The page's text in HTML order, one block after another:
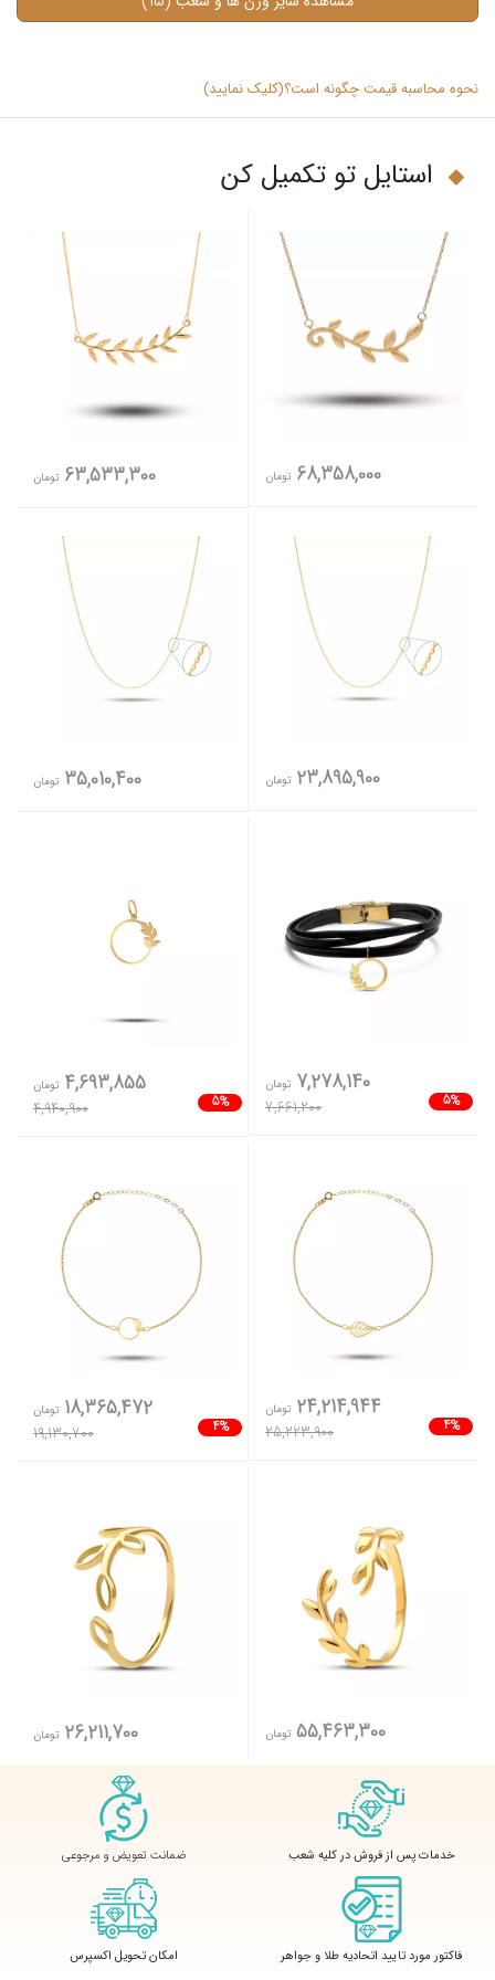
نحوه محاسبه قیمت چگونه است؟(کلیک نمایید)
استایل تو تکمیل کن
68,358,000 تومان 63,533,300 تومان
23,895,900 تومان 35,010,400 تومان
5%
7,278,140 تومان
7,661,200
5%
4,693,855 تومان
4,940,900
4%
24,214,944 تومان
25,223,900
4%
18,365,472 تومان
19,130,700
55,463,300 تومان 26,211,700 تومان
خدمات پس از فروش در کلیه شعب ضمانت تعویض و مرجوعی
فاکتور مورد تایید اتحادیه طلا و جواهر امکان تحویل اکسپرس